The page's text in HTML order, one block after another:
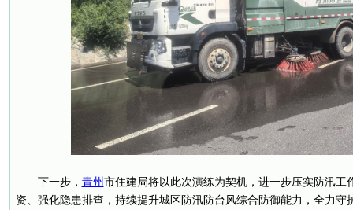
下一步， 青州 市住建局将以此次演练为契机，进一步压实防汛工
资、强化隐患排查，持续提升城区防汛防台风综合防御能力，全力守